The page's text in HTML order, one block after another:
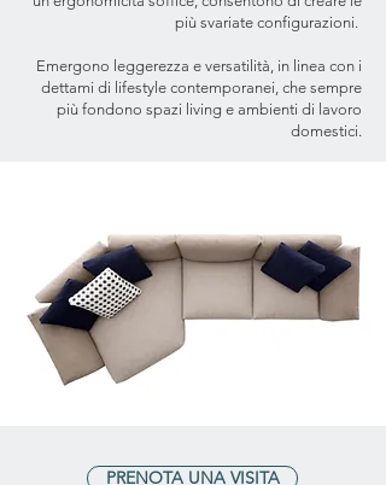
più svariate configurazioni.
Emergono leggerezza e versatilità, in linea con i
dettami di lifestyle contemporanei, che sempre
più fondono spazi living e ambienti di lavoro
domestici.
PRENOTA UNA VISITA